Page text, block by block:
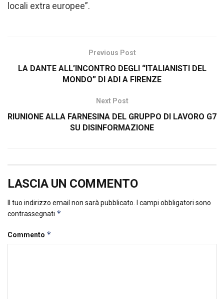
locali extra europee”.
Previous Post
LA DANTE ALL’INCONTRO DEGLI “ITALIANISTI DEL
MONDO” DI ADI A FIRENZE
Next Post
RIUNIONE ALLA FARNESINA DEL GRUPPO DI LAVORO G7
SU DISINFORMAZIONE
LASCIA UN COMMENTO
Il tuo indirizzo email non sarà pubblicato.
I campi obbligatori sono
contrassegnati *
Commento *